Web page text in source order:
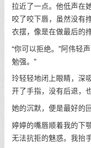
拉近了一点。他低声在
咬了咬下唇，虽然没有
衣摆，像是在做最后的
“你可以拒绝。”阿伟轻
勉强。”
玲轻轻地闭上眼睛，深
开了手指，没有后退，
她的沉默，便是最好的
婷婷的嘴唇顺着我的下
无法抗拒的魅惑。我抬